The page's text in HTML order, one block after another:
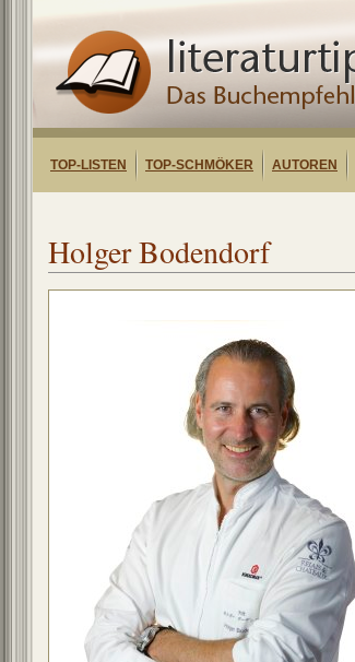
TOP-LISTEN TOP-SCHMÖKER AUTOREN
Holger Bodendorf